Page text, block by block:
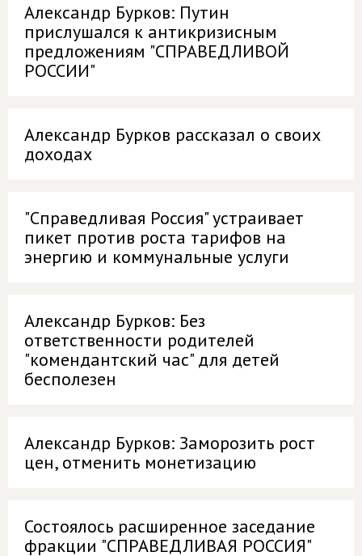
Александр Бурков: Путин
прислушался к антикризисным
предложениям "СПРАВЕДЛИВОЙ
РОССИИ"
Александр Бурков рассказал о своих
доходах
"Справедливая Россия" устраивает
пикет против роста тарифов на
энергию и коммунальные услуги
Александр Бурков: Без
ответственности родителей
"комендантский час" для детей
бесполезен
Александр Бурков: Заморозить рост
цен, отменить монетизацию
Состоялось расширенное заседание
фракции "СПРАВЕДЛИВАЯ РОССИЯ"